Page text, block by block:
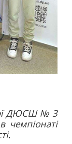
ДЮСШ № 3
чемпіонаті